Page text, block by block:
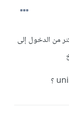
من الدخول إلى